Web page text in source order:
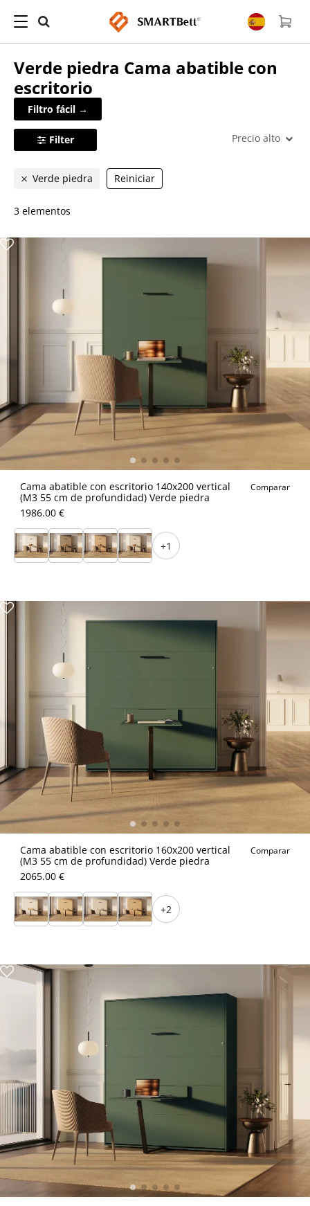
Verde piedra Cama abatible con
escritorio
Filtro fácil →
Filter Precio alto
Verde piedra Reiniciar
3 elementos
Cama abatible con escritorio 140x200 vertical
(M3 55 cm de profundidad) Verde piedra
Comparar
1986.00 €
+1
Cama abatible con escritorio 160x200 vertical
(M3 55 cm de profundidad) Verde piedra
Comparar
2065.00 €
+2